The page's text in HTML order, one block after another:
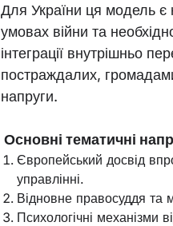
Для України ця модель
умовах війни та
інтеграції внутрішньо
постраждалих,
напруги.
Основні тематичні
Європейський досвід
управлінні.
Відновне правосуддя та
Психологічні механізми